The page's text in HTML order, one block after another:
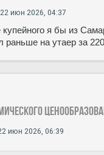
22 июн 2026, 04:37
купейного я бы из
раньше на утаер за
июн 2026, 06:39